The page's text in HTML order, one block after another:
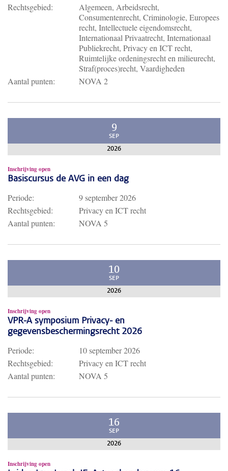
Rechtsgebied:
Algemeen, Arbeidsrecht,
Consumentenrecht, Criminologie, Europees
recht, Intellectuele eigendomsrecht,
Internationaal Privaatrecht, Internationaal
Publiekrecht, Privacy en ICT recht,
Ruimtelijke ordeningsrecht en milieurecht,
Straf(proces)recht, Vaardigheden
Aantal punten:
NOVA 2
9
SEP
2026
Inschrijving open
Basiscursus de AVG in een dag
Periode:
9 september 2026
Rechtsgebied:
Privacy en ICT recht
Aantal punten:
NOVA 5
10
SEP
2026
Inschrijving open
VPR-A symposium Privacy- en
gegevensbeschermingsrecht 2026
Periode:
10 september 2026
Rechtsgebied:
Privacy en ICT recht
Aantal punten:
NOVA 5
16
SEP
2026
Inschrijving open